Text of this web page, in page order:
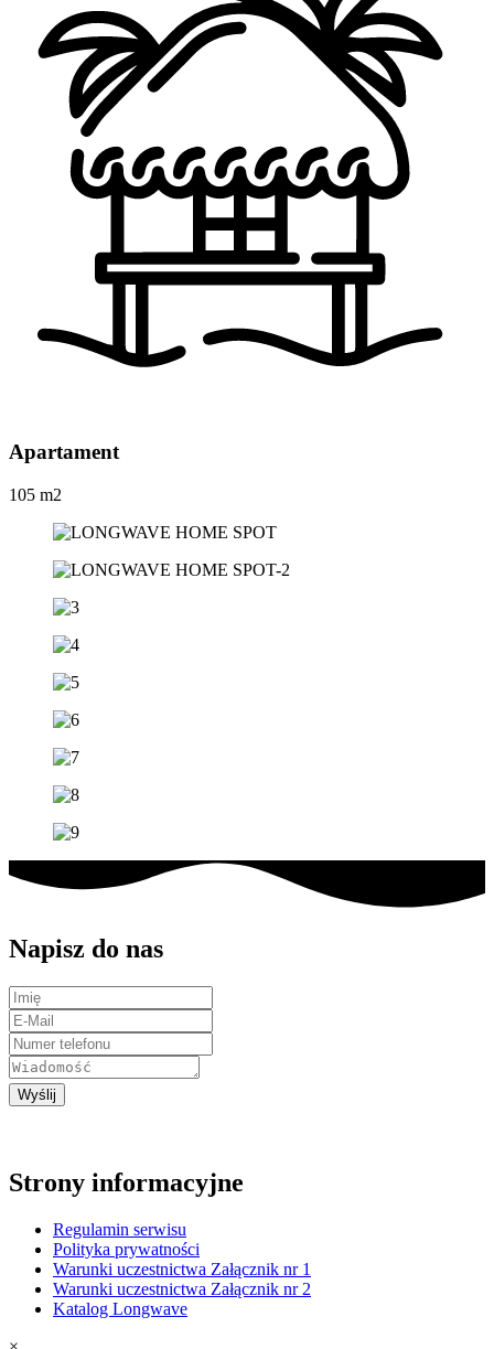
Apartament
105 m2
Napisz do nas
Wyślij
Strony informacyjne
Regulamin serwisu
Polityka prywatności
Warunki uczestnictwa Załącznik nr 1
Warunki uczestnictwa Załącznik nr 2
Katalog Longwave